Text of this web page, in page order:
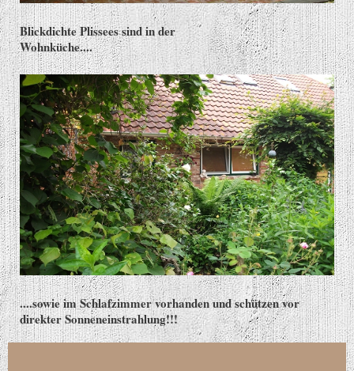
Blickdichte Plissees sind in der
Wohnküche....
....sowie im Schlafzimmer vorhanden und schützen vor
direkter Sonneneinstrahlung!!!